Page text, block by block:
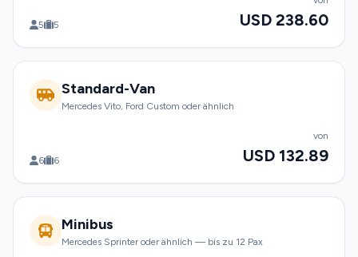
5 5 USD 238.60
Standard-Van
Mercedes Vito, Ford Custom oder ähnlich
6 6
von
USD 132.89
Minibus
Mercedes Sprinter oder ähnlich — bis zu 12 Pax